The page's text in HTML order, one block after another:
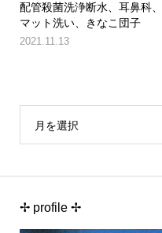
配管殺菌洗浄断水、耳鼻科、
マット洗い、きなこ団子
2021.11.13
月を選択
✢ profile ✢